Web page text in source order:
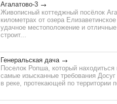
Агалатово-3
Живописный коттеджный посёлок
километрах от озера
удачное местоположение и
строит...
Генеральская дача
Поселок Ропша, который
самые изысканные требования
в реке, протекающей по территории